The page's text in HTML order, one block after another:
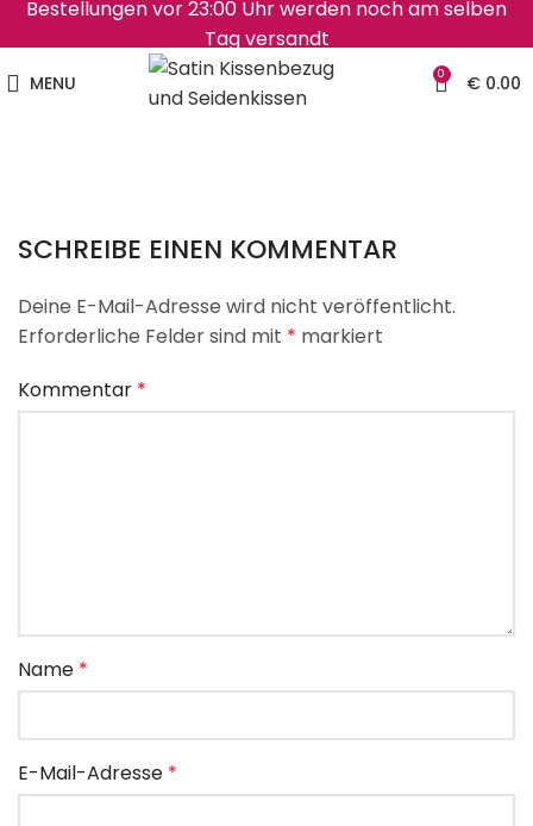
MENU 0 € 0.00
SCHREIBE EINEN KOMMENTAR
Deine E-Mail-Adresse wird nicht veröffentlicht.
Erforderliche Felder sind mit * markiert
Kommentar *
Name *
E-Mail-Adresse *
Bestellungen vor 23:00 Uhr werden noch am selben
Tag versandt